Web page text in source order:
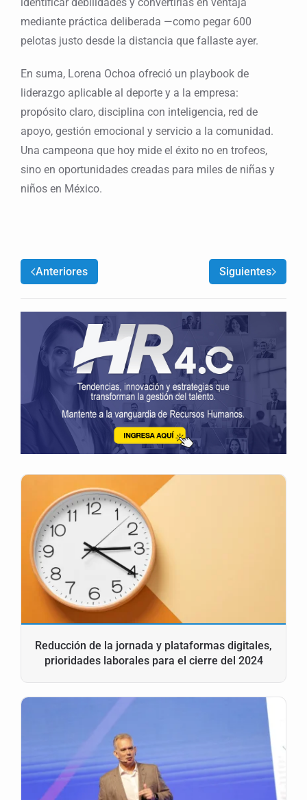
mediante práctica deliberada —como pegar 600
pelotas justo desde la distancia que fallaste ayer.
En suma, Lorena Ochoa ofreció un playbook de
liderazgo aplicable al deporte y a la empresa:
propósito claro, disciplina con inteligencia, red de
apoyo, gestión emocional y servicio a la comunidad.
Una campeona que hoy mide el éxito no en trofeos,
sino en oportunidades creadas para miles de niñas y
niños en México.
Anteriores Siguientes
Reducción de la jornada y plataformas digitales,
prioridades laborales para el cierre del 2024